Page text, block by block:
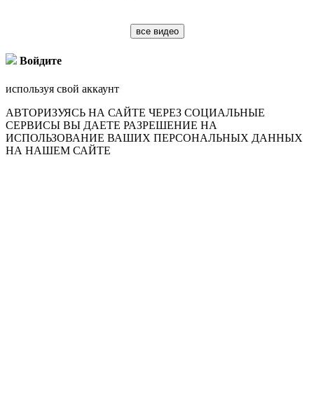
все видео
Войдите
используя свой аккаунт
АВТОРИЗУЯСЬ НА САЙТЕ ЧЕРЕЗ СОЦИАЛЬНЫЕ
СЕРВИСЫ ВЫ ДАЕТЕ РАЗРЕШЕНИЕ НА
ИСПОЛЬЗОВАНИЕ ВАШИХ ПЕРСОНАЛЬНЫХ ДАННЫХ
НА НАШЕМ САЙТЕ